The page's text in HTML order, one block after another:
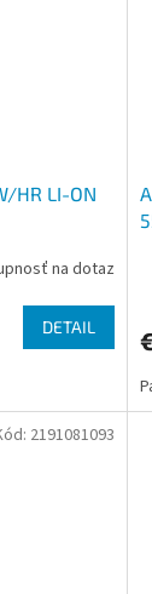
HR LI-ON
na dotaz
DETAIL
2191081093